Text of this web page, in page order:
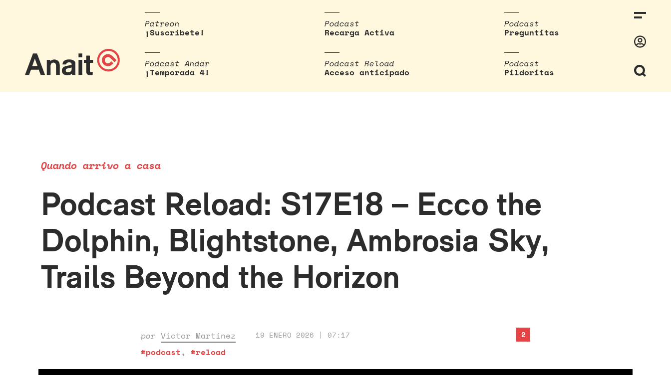
Patreon
¡Suscríbete!
Podcast
Recarga Activa
Podcast
Preguntitas
Podcast Andar
¡Temporada 4!
Podcast Reload
Acceso anticipado
Podcast
Pildoritas
Quando arrivo a casa
Podcast Reload: S17E18 – Ecco the
Dolphin, Blightstone, Ambrosia Sky,
Trails Beyond the Horizon
por Víctor Martínez 19 ENERO 2026 | 07:17
#podcast, #reload
2